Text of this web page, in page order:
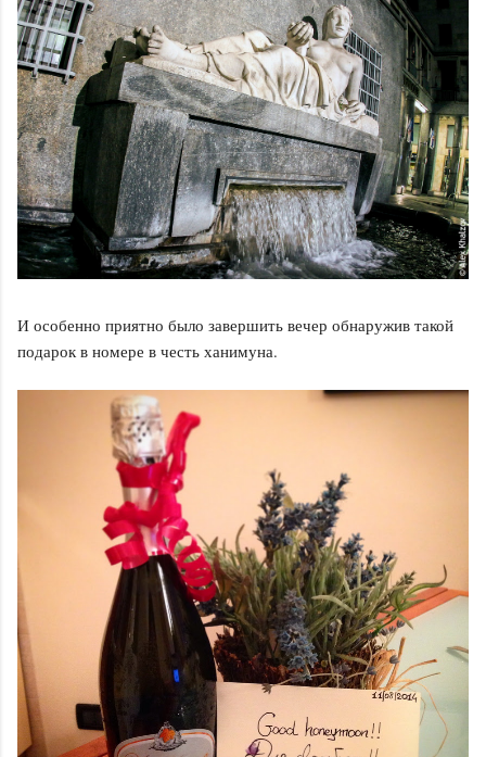
И особенно приятно было завершить вечер обнаружив такой
подарок в номере в честь ханимуна.